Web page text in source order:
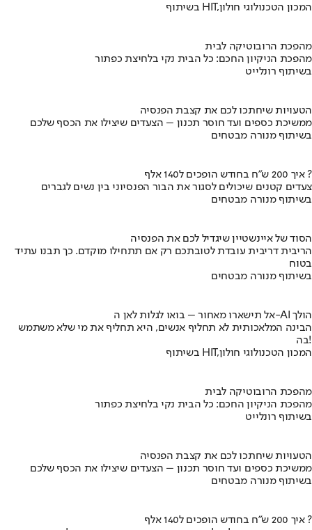
בשיתוף HIT,המכון הטכנולוגי חולון
מהפכת הרובוטיקה לבית
מהפכת הניקיון החכם: כל הבית נקי בלחיצת כפתור
בשיתוף רונלייט
הטעויות שיחתכו לכם את קצבת הפנסיה
ממשיכת כספים ועד חוסר תכנון – הצעדים שיצילו את הכסף שלכם
בשיתוף מנורה מבטחים
איך 200 ש"ח בחודש הופכים ל140 אלף ?
צעדים קטנים שיכולים לסגור את הבור הפנסיוני בין נשים לגברים
בשיתוף מנורה מבטחים
הסוד של איינשטיין שיגדיל לכם את הפנסיה
הריבית דריבית עובדת לטובתכם רק אם תתחילו מוקדם. כך תבנו עתיד
בטוח
בשיתוף מנורה מבטחים
אל תישארו מאחור – בואו לגלות לאן ה-AI הולך
הבינה המלאכותית לא תחליף אנשים, היא תחליף את מי שלא משתמש
בה!
בשיתוף HIT,המכון הטכנולוגי חולון
מהפכת הרובוטיקה לבית
מהפכת הניקיון החכם: כל הבית נקי בלחיצת כפתור
בשיתוף רונלייט
הטעויות שיחתכו לכם את קצבת הפנסיה
ממשיכת כספים ועד חוסר תכנון – הצעדים שיצילו את הכסף שלכם
בשיתוף מנורה מבטחים
איך 200 ש"ח בחודש הופכים ל140 אלף ?